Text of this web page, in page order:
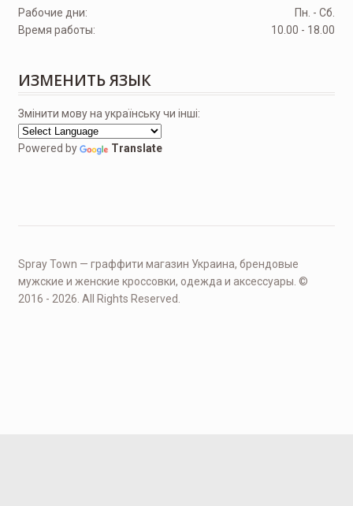
Рабочие дни:
Пн. - Сб.
Время работы:
10.00 - 18.00
ИЗМЕНИТЬ ЯЗЫК
Змінити мову на українську чи інші:
Powered by Translate
Spray Town — граффити магазин Украина, брендовые
мужские и женские кроссовки, одежда и аксессуары. ©
2016 - 2026. All Rights Reserved.